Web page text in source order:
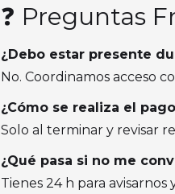
❓ Preguntas
¿Debo estar presente
No. Coordinamos acceso
¿Cómo se realiza el
Solo al terminar y revisar
¿Qué pasa si no me
Tienes 24 h para